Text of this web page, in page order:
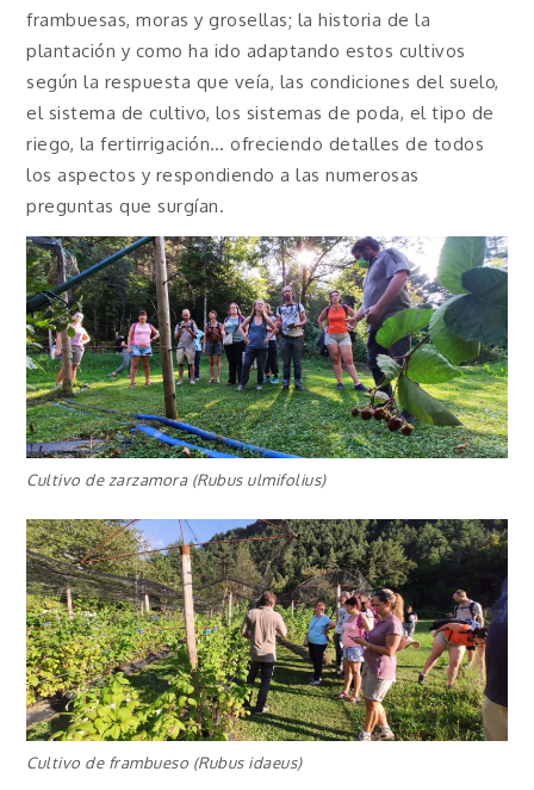
frambuesas, moras y grosellas; la historia de la
plantación y como ha ido adaptando estos cultivos
según la respuesta que veía, las condiciones del suelo,
el sistema de cultivo, los sistemas de poda, el tipo de
riego, la fertirrigación… ofreciendo detalles de todos
los aspectos y respondiendo a las numerosas
preguntas que surgían.
Cultivo de zarzamora (Rubus ulmifolius)
Cultivo de frambueso (Rubus idaeus)